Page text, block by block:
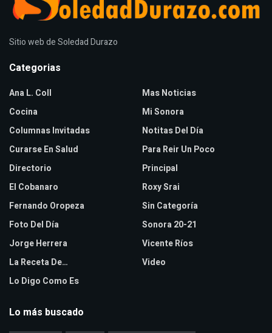
Sitio web de Soledad Durazo
Categorias
Ana L. Coll
Cocina
Columnas Invitadas
Curarse En Salud
Directorio
El Cobanaro
Fernando Oropeza
Foto Del Día
Jorge Herrera
La Receta De…
Lo Digo Como Es
Mas Noticias
Mi Sonora
Notitas Del Día
Para Reir Un Poco
Principal
Roxy Srai
Sin Categoría
Sonora 20-21
Vicente Ríos
Video
Lo más buscado